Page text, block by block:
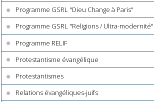
Programme GSRL "Dieu Change à Paris"
Programme GSRL "Religions / Ultra-modernité"
Programme RELIF
Protestantisme évangélique
Protestantismes
Relations évangéliques-juifs